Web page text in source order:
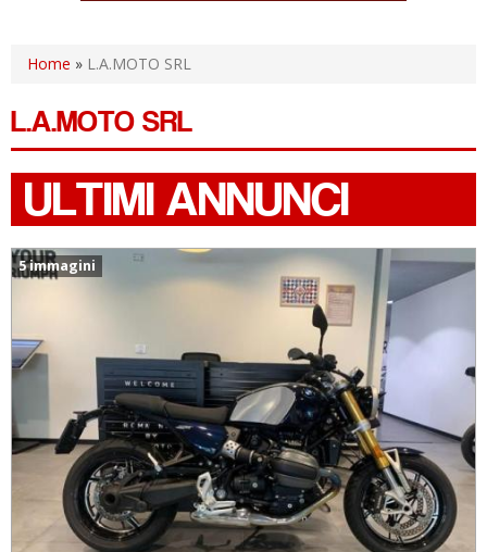
Home » L.A.MOTO SRL
L.A.MOTO SRL
ULTIMI ANNUNCI
5 immagini